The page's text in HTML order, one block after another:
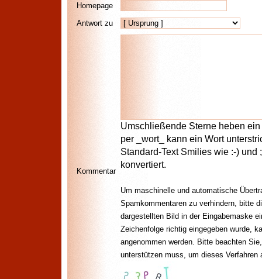
Homepage
Antwort zu
Kommentar
Umschließende Sterne heben ein
per _wort_ kann ein Wort
Standard-Text Smilies wie :-) und
konvertiert.
Um maschinelle und automatische
Spamkommentaren zu verhindern, bitte
dargestellten Bild in der Eingabemaske
Zeichenfolge richtig eingegeben wurde,
angenommen werden. Bitte beachten
unterstützen muss, um dieses Verfahren